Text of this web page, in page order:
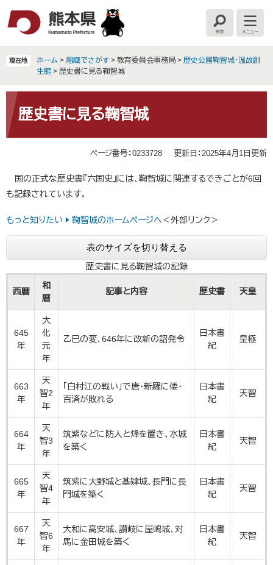
文
検
索
メ
ニ
ー
現在地 ホーム > 組織でさがす > 教育委員会事務局 > 歴史公園鞠智城・温故創
生館 > 歴史書に見る鞠智城
文 歴史書に見る鞠智城
ページ番号：0233728 更新日：2025年4月1日更新
国の正式な歴史書『六国史』には、鞠智城に関連するできごとが6回
も記録されています。
もっと知りたい ▶ 鞠智城のホームページへ＜外部リンク＞
表のサイズを切り替える
歴史書に見る鞠智城の記録
西暦
和
暦
記事と内容 歴史書 天皇
645
年
大
化
元
年
乙巳の変、646年に改新の詔発令
日本書
紀
皇極
663
年
天
智2
年
「白村江の戦い」で唐・新羅に倭・
百済が敗れる
日本書
紀
天智
664
年
天
智3
年
筑紫などに防人と烽を置き、水城
を築く
日本書
紀
天智
665
年
天
智4
年
筑紫に大野城と基肄城、長門に長
門城を築く
日本書
紀
天智
667
年
天
智6
年
大和に高安城、讃岐に屋嶋城、対
馬に金田城を築く
日本書
紀
天智